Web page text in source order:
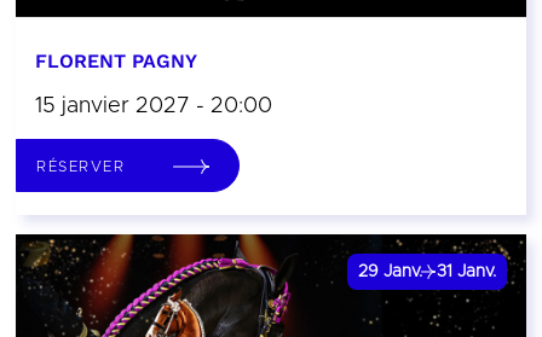
FLORENT PAGNY
15 janvier 2027 - 20:00
RÉSERVER
29 Janv. 31 Janv.